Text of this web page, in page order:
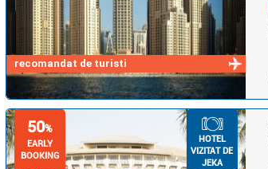
recomandat de turisti
50%
EARLY
BOOKING
HOTEL
VIZITAT DE
JEKA